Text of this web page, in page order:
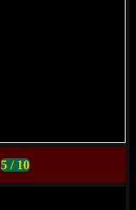
5 / 10